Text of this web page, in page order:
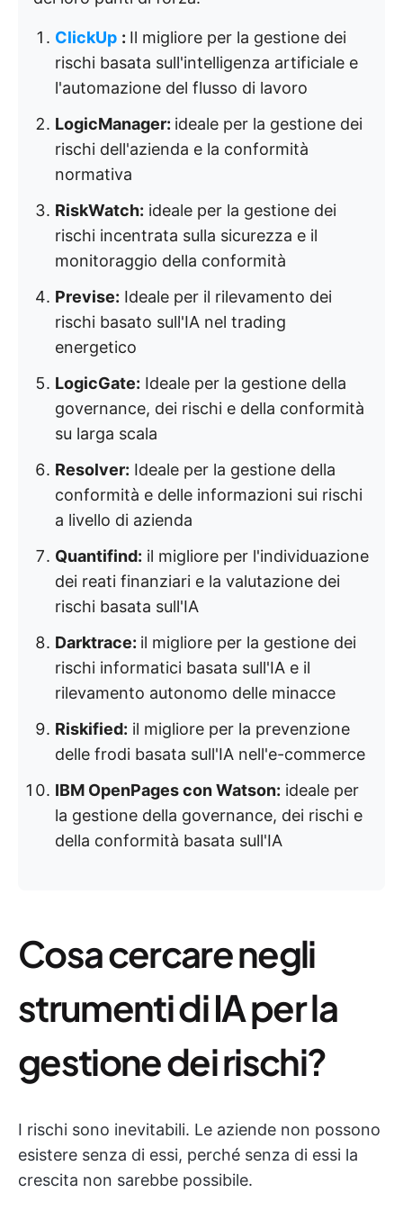
ClickUp : Il migliore per la gestione dei
rischi basata sull'intelligenza artificiale e
l'automazione del flusso di lavoro
LogicManager: ideale per la gestione dei
rischi dell'azienda e la conformità
normativa
RiskWatch: ideale per la gestione dei
rischi incentrata sulla sicurezza e il
monitoraggio della conformità
Previse: Ideale per il rilevamento dei
rischi basato sull'IA nel trading
energetico
LogicGate: Ideale per la gestione della
governance, dei rischi e della conformità
su larga scala
Resolver: Ideale per la gestione della
conformità e delle informazioni sui rischi
a livello di azienda
Quantifind: il migliore per l'individuazione
dei reati finanziari e la valutazione dei
rischi basata sull'IA
Darktrace: il migliore per la gestione dei
rischi informatici basata sull'IA e il
rilevamento autonomo delle minacce
Riskified: il migliore per la prevenzione
delle frodi basata sull'IA nell'e-commerce
IBM OpenPages con Watson: ideale per
la gestione della governance, dei rischi e
della conformità basata sull'IA
Cosa cercare negli
strumenti di IA per la
gestione dei rischi?
I rischi sono inevitabili. Le aziende non possono
esistere senza di essi, perché senza di essi la
crescita non sarebbe possibile.